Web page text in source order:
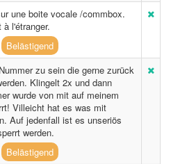
une boite vocale /commbox.
à l'étranger.
Belästigend
zu sein die gerne zurück
Klingelt 2x und dann
wurde von mit auf meinem
Villeicht hat es was mit
Auf jedenfall ist es unseriös
werden.
Belästigend